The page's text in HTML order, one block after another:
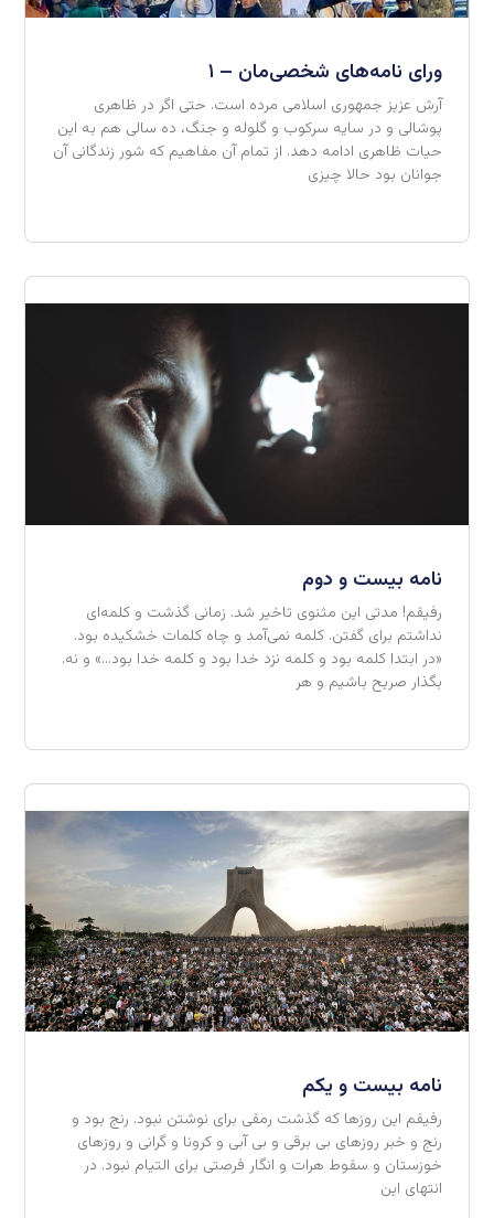
ورای نامه‌های شخصی‌مان – ۱
آرش عزیز جمهوری اسلامی مرده است. حتی اگر در ظاهری
پوشالی و در سایه سرکوب و گلوله و جنگ، ده سالی هم به این
حیات ظاهری ادامه دهد. از تمام آن مفاهیم که شور زندگانی آن
جوانان بود حالا چیزی
نامه بیست و دوم
رفیقم! مدتی این مثنوی تاخیر شد. زمانی گذشت و کلمه‌ای
نداشتم برای گفتن. کلمه نمی‌آمد و چاه کلمات خشکیده بود.
«در ابتدا کلمه بود و کلمه نزد خدا بود و کلمه خدا بود…» و نه.
بگذار صریح باشیم و هر
نامه بیست و یکم
رفیقم این روزها که گذشت رمقی برای نوشتن نبود. رنج بود و
رنج و خبر روزهای بی برقی و بی آبی و کرونا و گرانی و روزهای
خوزستان و سقوط هرات و انگار فرصتی برای التیام نبود. در
انتهای این